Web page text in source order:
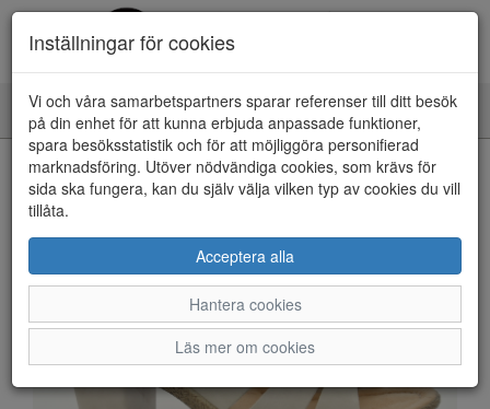
Toggle
navigation
HEM
Inställningar för cookies
Vi och våra samarbetspartners sparar referenser till ditt besök
på din enhet för att kunna erbjuda anpassade funktioner,
spara besöksstatistik och för att möjliggöra personifierad
marknadsföring. Utöver nödvändiga cookies, som krävs för
sida ska fungera, kan du själv välja vilken typ av cookies du vill
tillåta.
Acceptera alla
Hantera cookies
Läs mer om cookies